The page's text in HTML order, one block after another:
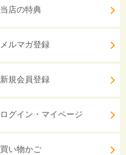
当店の特典
メルマガ登録
新規会員登録
ログイン・マイページ
買い物かご